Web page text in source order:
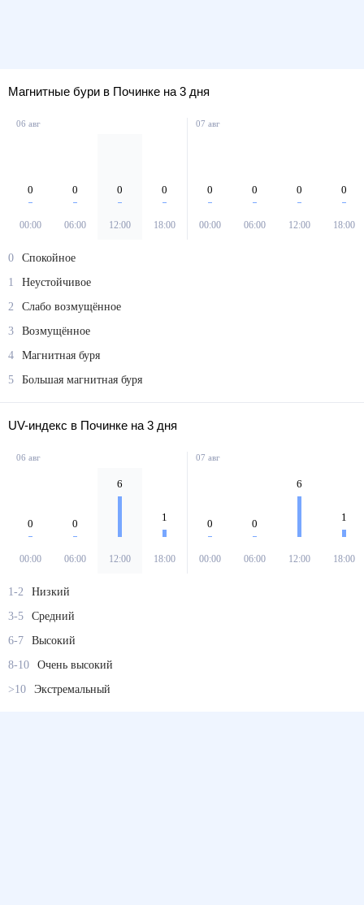
Магнитные бури в Починке на 3 дня
06 авг
0
00:00
0
06:00
0
12:00
0
18:00
07 авг
0
00:00
0
06:00
0
12:00
0
18:00
0
Спокойное
1
Неустойчивое
2
Слабо возмущённое
3
Возмущённое
4
Магнитная буря
5
Большая магнитная буря
UV-индекс в Починке на 3 дня
06 авг
0
00:00
0
06:00
6
12:00
1
18:00
07 авг
0
00:00
0
06:00
6
12:00
1
18:00
1-2
Низкий
3-5
Средний
6-7
Высокий
8-10
Очень высокий
>10
Экстремальный